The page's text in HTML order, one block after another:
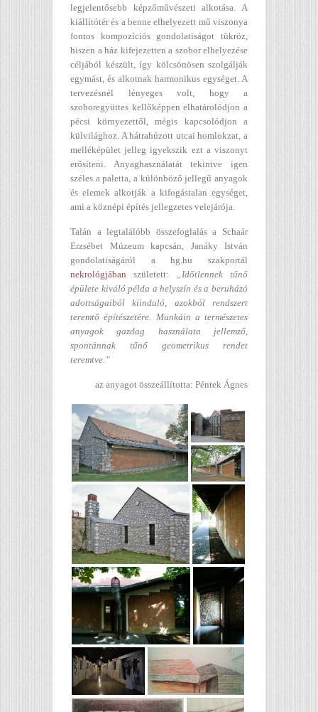
legjelentősebb képzőművészeti alkotása. A
kiállítótér és a benne elhelyezett mű viszonya
fontos kompozíciós gondolatiságot tükröz,
hiszen a ház kifejezetten a szobor elhelyezése
céljából készült, így kölcsönösen szolgálják
egymást, és alkotnak harmonikus egységet. A
tervezésnél lényeges volt, hogy a
szoboregyüttes kellőképpen elhatárolódjon a
pécsi környezettől, mégis kapcsolódjon a
külvilághoz. A hátrahúzott utcai homlokzat, a
melléképület jelleg igyekszik ezt a viszonyt
erősíteni. Anyaghasználatát tekintve igen
széles a paletta, a különböző jellegű anyagok
és elemek alkotják a kifogástalan egységet,
ami a köznépi építés jellegzetes velejárója.
Talán a legtalálóbb összefoglalás a Schaár
Erzsébet Múzeum kapcsán, Janáky István
gondolatiságáról a hg.hu szakportál
nekrológjában született:
„Időtlennek tűnő
épülete kiváló példa a helyszín és a beruházó
adottságaiból kiinduló, azokból rendszert
teremtő építészetére. Munkáin a természetes
anyagok gazdag használata jellemző,
spontánnak tűnő geometrikus rendet
teremtve.”
az anyagot összeállította: Péntek Ágnes